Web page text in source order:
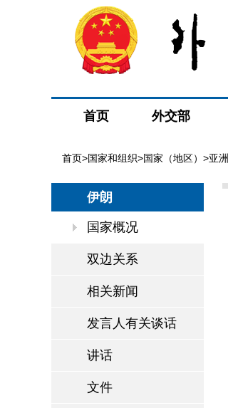
首页 外交部
首页>国家和组织>国家（地区） >亚洲
伊朗
国家概况
双边关系
相关新闻
发言人有关谈话
讲话
文件